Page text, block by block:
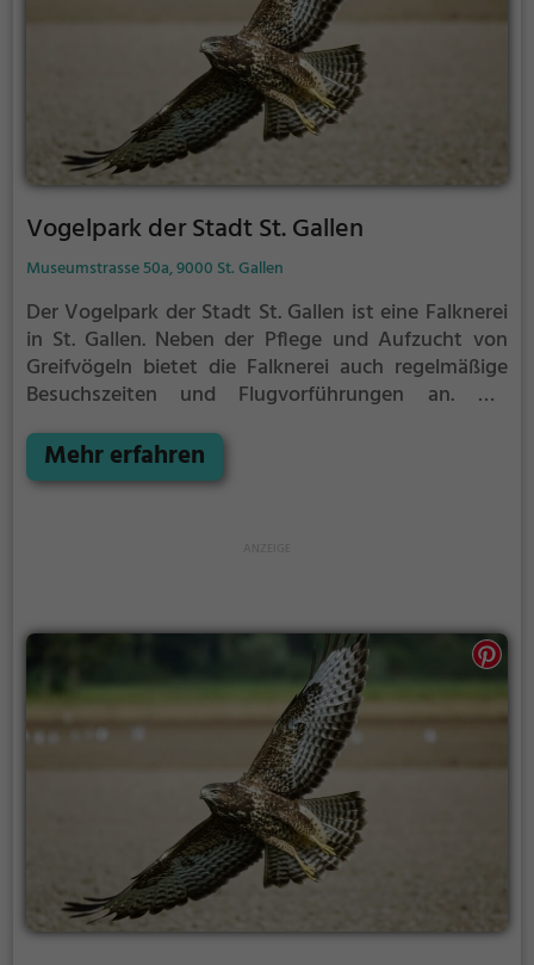
Vogelpark der Stadt St. Gallen
Museumstrasse 50a, 9000 St. Gallen
Der Vogelpark der Stadt St. Gallen ist eine Falknerei
in St. Gallen. Neben der Pflege und Aufzucht von
Greifvögeln bietet die Falknerei auch regelmäßige
Besuchszeiten und Flugvorführungen an. Die
der Website
Mehr erfahren